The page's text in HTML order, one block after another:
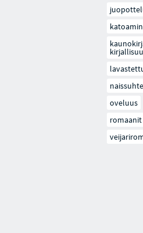
oveluus
romaanit